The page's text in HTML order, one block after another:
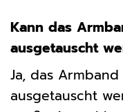
Kann das
ausgetauscht
Ja, das Armband
ausgetauscht